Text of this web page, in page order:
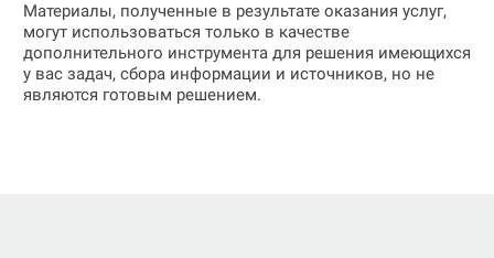
Материалы, полученные в результате оказания услуг,
могут использоваться только в качестве
дополнительного инструмента для решения имеющихся
у вас задач, сбора информации и источников, но не
являются готовым решением.